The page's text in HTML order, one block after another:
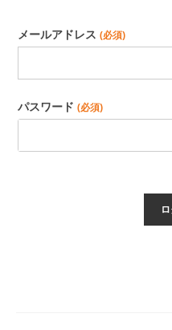
メールアドレス (必須)
パスワード (必須)